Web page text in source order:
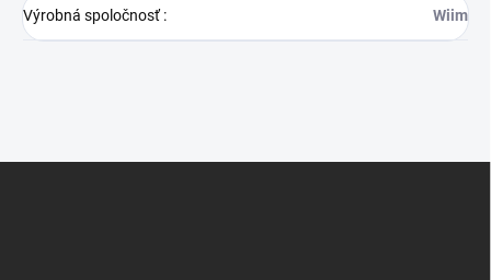
Výrobná spoločnosť: Wiim